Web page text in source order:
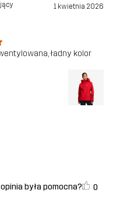
1 kwietnia 2026
ładny kolor
była pomocna? 0